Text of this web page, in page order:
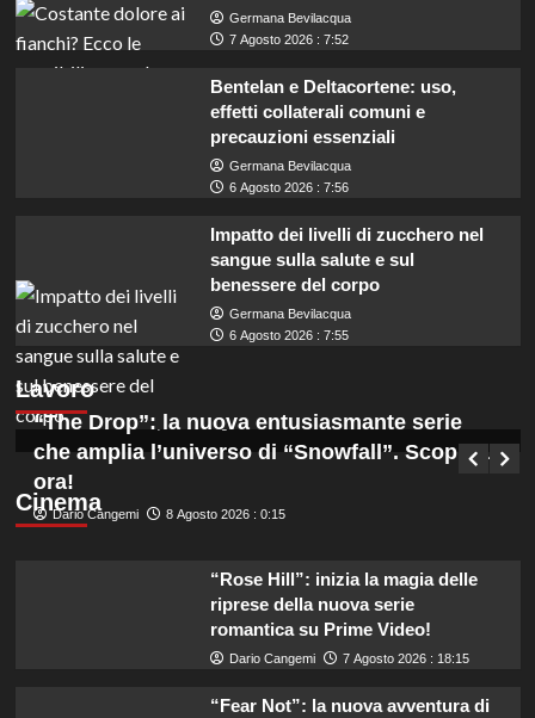
Germana Bevilacqua
7 Agosto 2026 : 7:52
Bentelan e Deltacortene: uso,
effetti collaterali comuni e
precauzioni essenziali
Germana Bevilacqua
6 Agosto 2026 : 7:56
Impatto dei livelli di zucchero nel
sangue sulla salute e sul
benessere del corpo
Germana Bevilacqua
6 Agosto 2026 : 7:55
Lavoro
ARPAL Puglia cerca operatori con scuola
dell’obbligo per Archivio Notarile: opportunità
da non perdere!
Germana Bevilacqua 8 Agosto 2026 : 1:00
Cinema
“The Drop”: la nuova entusiasmante serie
che amplia l’universo di “Snowfall”. Scoprila
ora!
Dario Cangemi 8 Agosto 2026 : 0:15
“Rose Hill”: inizia la magia delle
riprese della nuova serie
romantica su Prime Video!
Dario Cangemi 7 Agosto 2026 : 18:15
“Fear Not”: la nuova avventura di